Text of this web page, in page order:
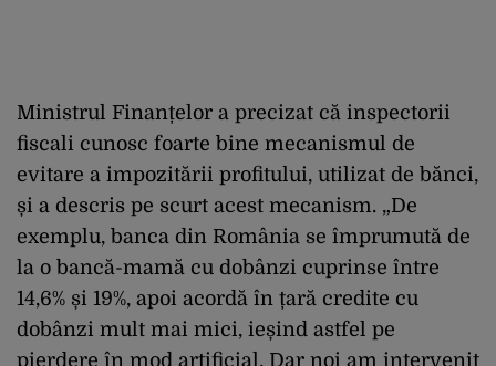
Ministrul Finanțelor a precizat că inspectorii
fiscali cunosc foarte bine mecanismul de
evitare a impozitării profitului, utilizat de bănci,
și a descris pe scurt acest mecanism. „De
exemplu, banca din România se împrumută de
la o bancă-mamă cu dobânzi cuprinse între
14,6% și 19%, apoi acordă în țară credite cu
dobânzi mult mai mici, ieșind astfel pe
pierdere în mod artificial. Dar noi am intervenit